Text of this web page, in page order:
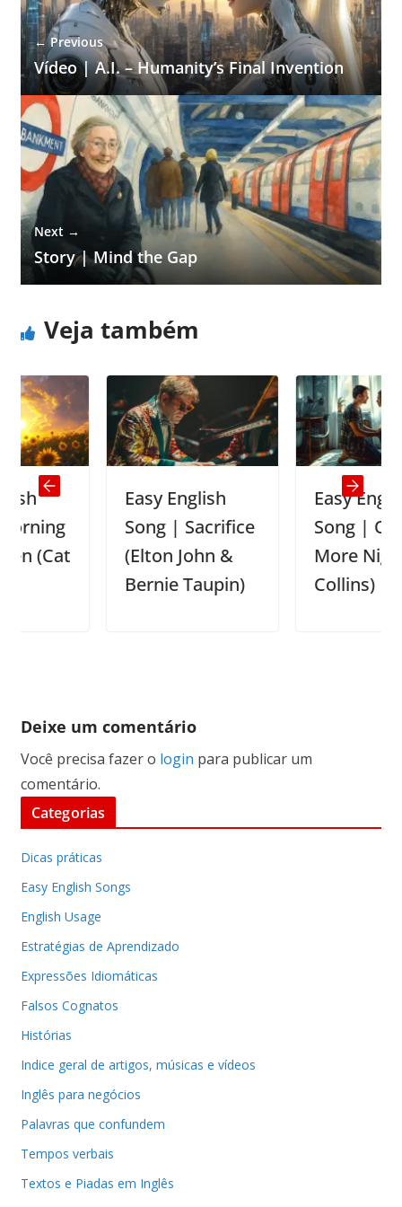
← Previous
Vídeo | A.I. – Humanity’s Final Invention
Next →
Story | Mind the Gap
Veja também
Easy English
Song | Sacrifice
(Elton John &
Bernie Taupin)
Easy English
Song | One
More Night (Phil
Collins)
Deixe um comentário
Você precisa fazer o login para publicar um
comentário.
Categorias
Dicas práticas
Easy English Songs
English Usage
Estratégias de Aprendizado
Expressões Idiomáticas
Falsos Cognatos
Histórias
Indice geral de artigos, músicas e vídeos
Inglês para negócios
Palavras que confundem
Tempos verbais
Textos e Piadas em Inglês